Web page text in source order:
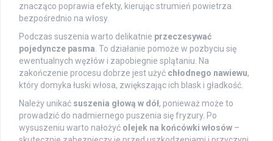
znacząco poprawia efekty, kierując strumień powietrza
bezpośrednio na włosy.
Podczas suszenia warto delikatnie przeczesywać
pojedyncze pasma . To działanie pomoże w pozbyciu się
ewentualnych węzłów i zapobiegnie splątaniu. Na
zakończenie procesu dobrze jest użyć chłodnego nawiewu,
który domyka łuski włosa, zwiększając ich blask i gładkość.
Należy unikać suszenia głową w dół, ponieważ może to
prowadzić do nadmiernego puszenia się fryzury. Po
wysuszeniu warto nałożyć olejek na końcówki włosów –